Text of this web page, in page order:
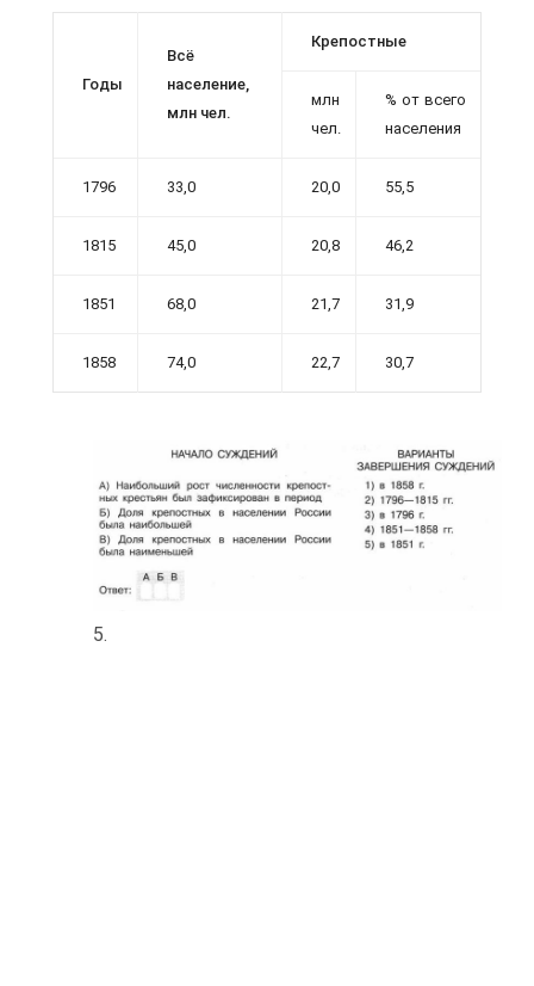
Годы
Всё
население,
млн чел.
Крепостные
млн
чел.
% от всего
населения
1796 33,0 20,0 55,5
1815 45,0 20,8 46,2
1851 68,0 21,7 31,9
1858 74,0 22,7 30,7
5.